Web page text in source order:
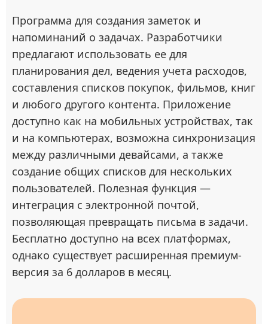
Программа для создания заметок и
напоминаний о задачах. Разработчики
предлагают использовать ее для
планирования дел, ведения учета расходов,
составления списков покупок, фильмов, книг
и любого другого контента. Приложение
доступно как на мобильных устройствах, так
и на компьютерах, возможна синхронизация
между различными девайсами, а также
создание общих списков для нескольких
пользователей. Полезная функция —
интеграция с электронной почтой,
позволяющая превращать письма в задачи.
Бесплатно доступно на всех платформах,
однако существует расширенная премиум-
версия за 6 долларов в месяц.